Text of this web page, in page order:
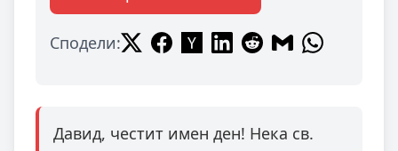
Сподели:
Давид, честит имен ден! Нека св.